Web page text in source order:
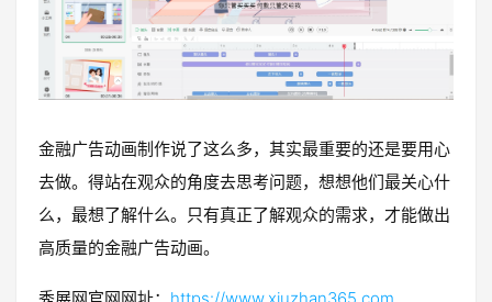
金融广告动画制作说了这么多，其实最重要的还是要用心
去做。得站在观众的角度去思考问题，想想他们最关心什
么，最想了解什么。只有真正了解观众的需求，才能做出
高质量的金融广告动画。